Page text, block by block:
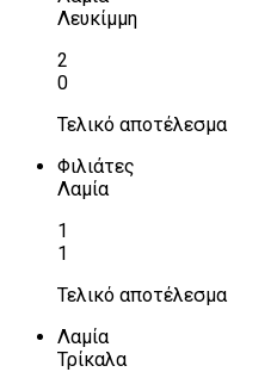
Λευκίμμη
2
0
Τελικό αποτέλεσμα
Φιλιάτες
Λαμία
1
1
Τελικό αποτέλεσμα
Λαμία
Τρίκαλα